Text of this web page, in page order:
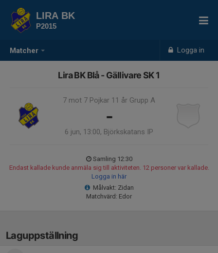
Matcher Logga in
LIRA BK
P2015
Lira BK Blå - Gällivare SK 1
7 mot 7 Pojkar 11 år Grupp A
-
6 jun, 13:00, Björkskatans IP
Samling 12:30
Endast kallade kunde anmäla sig till aktiviteten. 12 personer var kallade.
Logga in här
Målvakt: Zidan
Matchvärd: Edor
Laguppställning